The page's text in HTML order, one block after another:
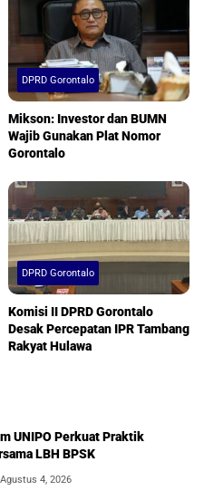
DPRD Gorontalo
Mikson: Investor dan BUMN
Wajib Gunakan Plat Nomor
Gorontalo
DPRD Gorontalo
Komisi II DPRD Gorontalo
Desak Percepatan IPR Tambang
Rakyat Hulawa
UNIPO Perkuat Praktik
LBH BPSK
Agustus 4, 2026